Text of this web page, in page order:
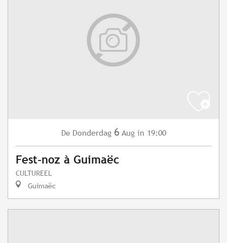
De Donderdag 6 Aug in 19:00
Fest-noz à Guimaëc
CULTUREEL
Guimaëc